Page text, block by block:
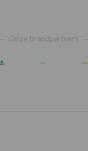
Onze brandpartners